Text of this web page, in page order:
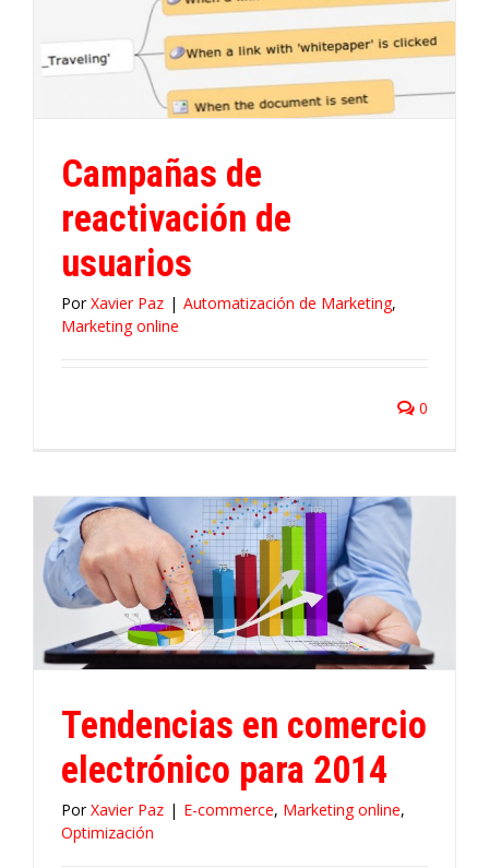
Campañas de
reactivación de
usuarios
PorXavier Paz | Automatización de Marketing,
Marketing online
0
Tendencias en comercio
electrónico para 2014
PorXavier Paz | E-commerce, Marketing online,
Optimización